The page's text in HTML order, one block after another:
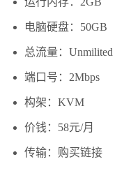
电脑硬盘：50GB
总流量：Unmilited
端口号：2Mbps
构架：KVM
价钱：58元/月
传输：购买链接